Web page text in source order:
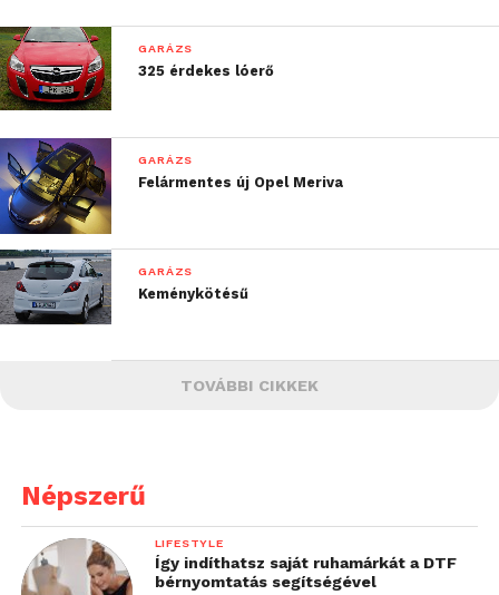
GARÁZS
325 érdekes lóerő
GARÁZS
Felármentes új Opel Meriva
GARÁZS
Keménykötésű
TOVÁBBI CIKKEK
Népszerű
LIFESTYLE
Így indíthatsz saját ruhamárkát a DTF
bérnyomtatás segítségével